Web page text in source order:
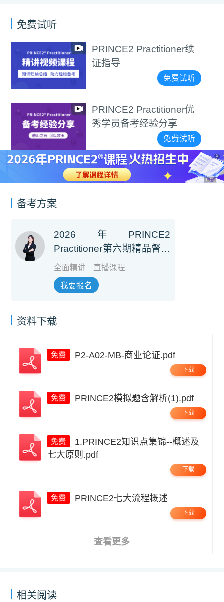
免费试听
PRINCE2 Practitioner续
证指导
免费试听
PRINCE2 Practitioner优
秀学员备考经验分享
免费试听
X
广告
备考方案
2026年PRINCE2
Practitioner第六期精品督学
班【第七版】（培训费+考
试费）
全面精讲 直播课程
我要报名
资料下载
P2-A02-MB-商业论证.pdf
下载
PRINCE2模拟题含解析(1).pdf
下载
七大原则.pdf
下载
PRINCE2七大流程概述
下载
查看更多
相关阅读